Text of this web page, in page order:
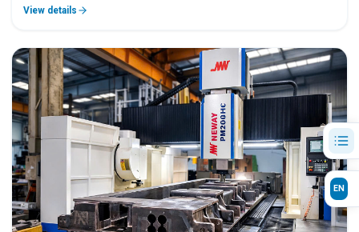
View details
EN